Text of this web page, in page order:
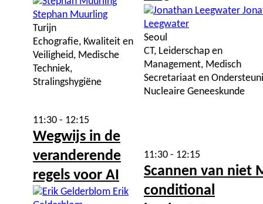
Stephan Muurling
Turijn
Echografie, Kwaliteit en
Veiligheid, Medische
Techniek,
Stralingshygiëne
Leegwater
Seoul
CT, Leiderschap en
Management, Medisch
Secretariaat en
Nucleaire Geneeskunde
11:30 - 12:15
Wegwijs in de
veranderende
regels voor AI
Erik
11:30 - 12:15
Scannen van niet
conditional